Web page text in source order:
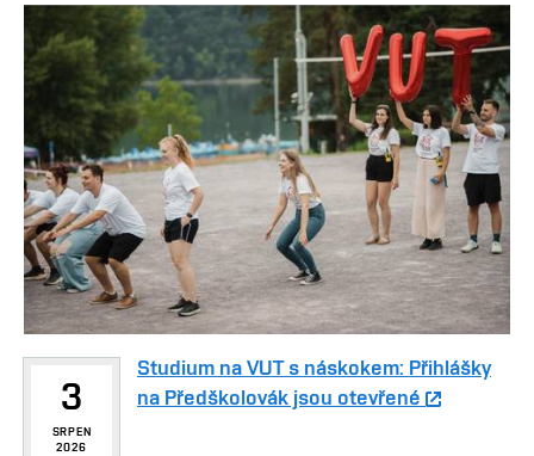
3
SRPEN
2026
Studium na VUT s náskokem: Přihlášky
na Předškolovák jsou otevřené